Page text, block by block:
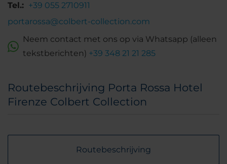
Tel.: +39 055 2710911
portarossa@colbert-collection.com
Neem contact met ons op via Whatsapp (alleen
tekstberichten) +39 348 21 21 285
Routebeschrijving Porta Rossa Hotel
Firenze Colbert Collection
Routebeschrijving